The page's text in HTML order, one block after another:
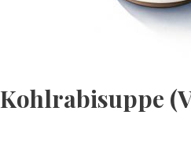
Kohlrabisuppe